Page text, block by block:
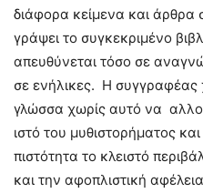
διάφορα κείμενα και άρθρα
γράψει το συγκεκριμένο
απευθύνεται τόσο σε
σε ενήλικες. Η συγγραφέας
γλώσσα χωρίς αυτό να
ιστό του μυθιστορήματος
πιστότητα το κλειστό
και την αφοπλιστική